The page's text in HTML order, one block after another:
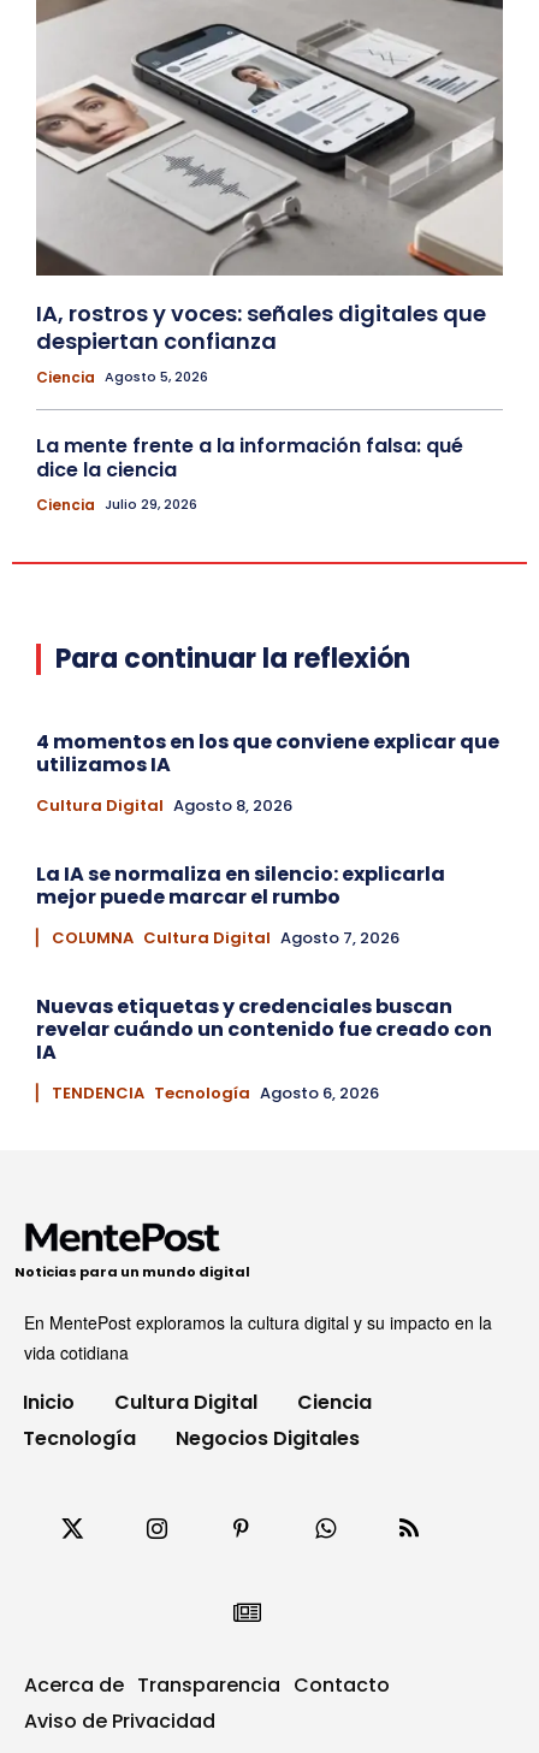
IA, rostros y voces: señales digitales que
despiertan confianza
Ciencia Agosto 5, 2026
La mente frente a la información falsa: qué
dice la ciencia
Ciencia Julio 29, 2026
Para continuar la reflexión
4 momentos en los que conviene explicar que
utilizamos IA
Cultura Digital Agosto 8, 2026
La IA se normaliza en silencio: explicarla
mejor puede marcar el rumbo
▏ COLUMNA Cultura Digital Agosto 7, 2026
Nuevas etiquetas y credenciales buscan
revelar cuándo un contenido fue creado con
IA
▏ TENDENCIA Tecnología Agosto 6, 2026
Noticias para un mundo digital
En MentePost exploramos la cultura digital y su impacto en la
vida cotidiana
Inicio Cultura Digital
Ciencia
Tecnología
Negocios Digitales
Acerca de Transparencia Contacto
Aviso de Privacidad